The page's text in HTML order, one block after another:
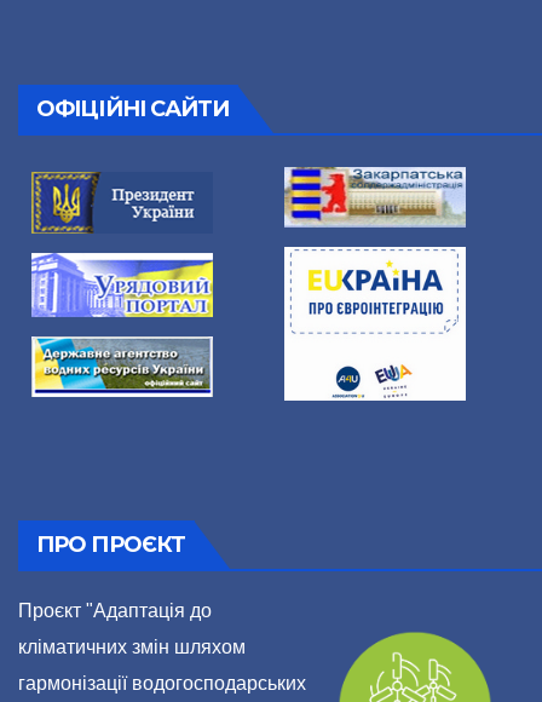
ОФІЦІЙНІ САЙТИ
ПРО ПРОЄКТ
Проєкт "Адаптація до
кліматичних змін шляхом
гармонізації водогосподарських